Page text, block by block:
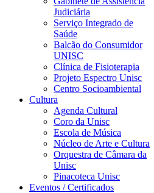
Judiciária
Serviço Integrado de
Saúde
Balcão do Consumidor
UNISC
Clínica de Fisioterapia
Projeto Espectro Unisc
Centro Socioambiental
Cultura
Agenda Cultural
Coro da Unisc
Escola de Música
Núcleo de Arte e Cultura
Orquestra de Câmara da
Unisc
Pinacoteca Unisc
Eventos / Certificados